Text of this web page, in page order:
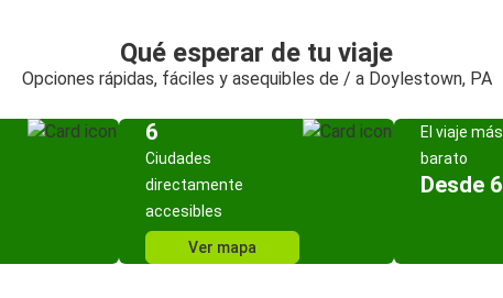
Qué esperar de tu viaje
Opciones rápidas, fáciles y asequibles de / a Doylestown, PA
6
Ciudades
directamente
accesibles
Ver mapa
El viaje más
barato
Desde